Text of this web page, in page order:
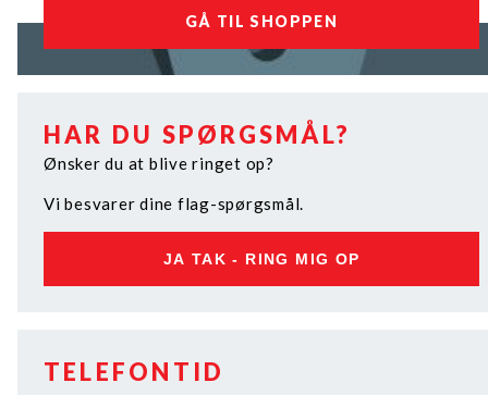
GÅ TIL SHOPPEN
HAR DU SPØRGSMÅL?
Ønsker du at blive ringet op?
Vi besvarer dine flag-spørgsmål.
JA TAK - RING MIG OP
TELEFONTID